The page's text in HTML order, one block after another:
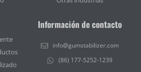
Información de contacto
info@gumstabilizer.com
(86) 177-5252-1239